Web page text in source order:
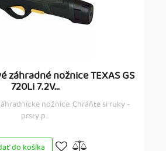
záhradné nožnice TEXAS GS
720Li 7.2V...
nožnice. Chráňte si ruky -
prsty p...
do košíka